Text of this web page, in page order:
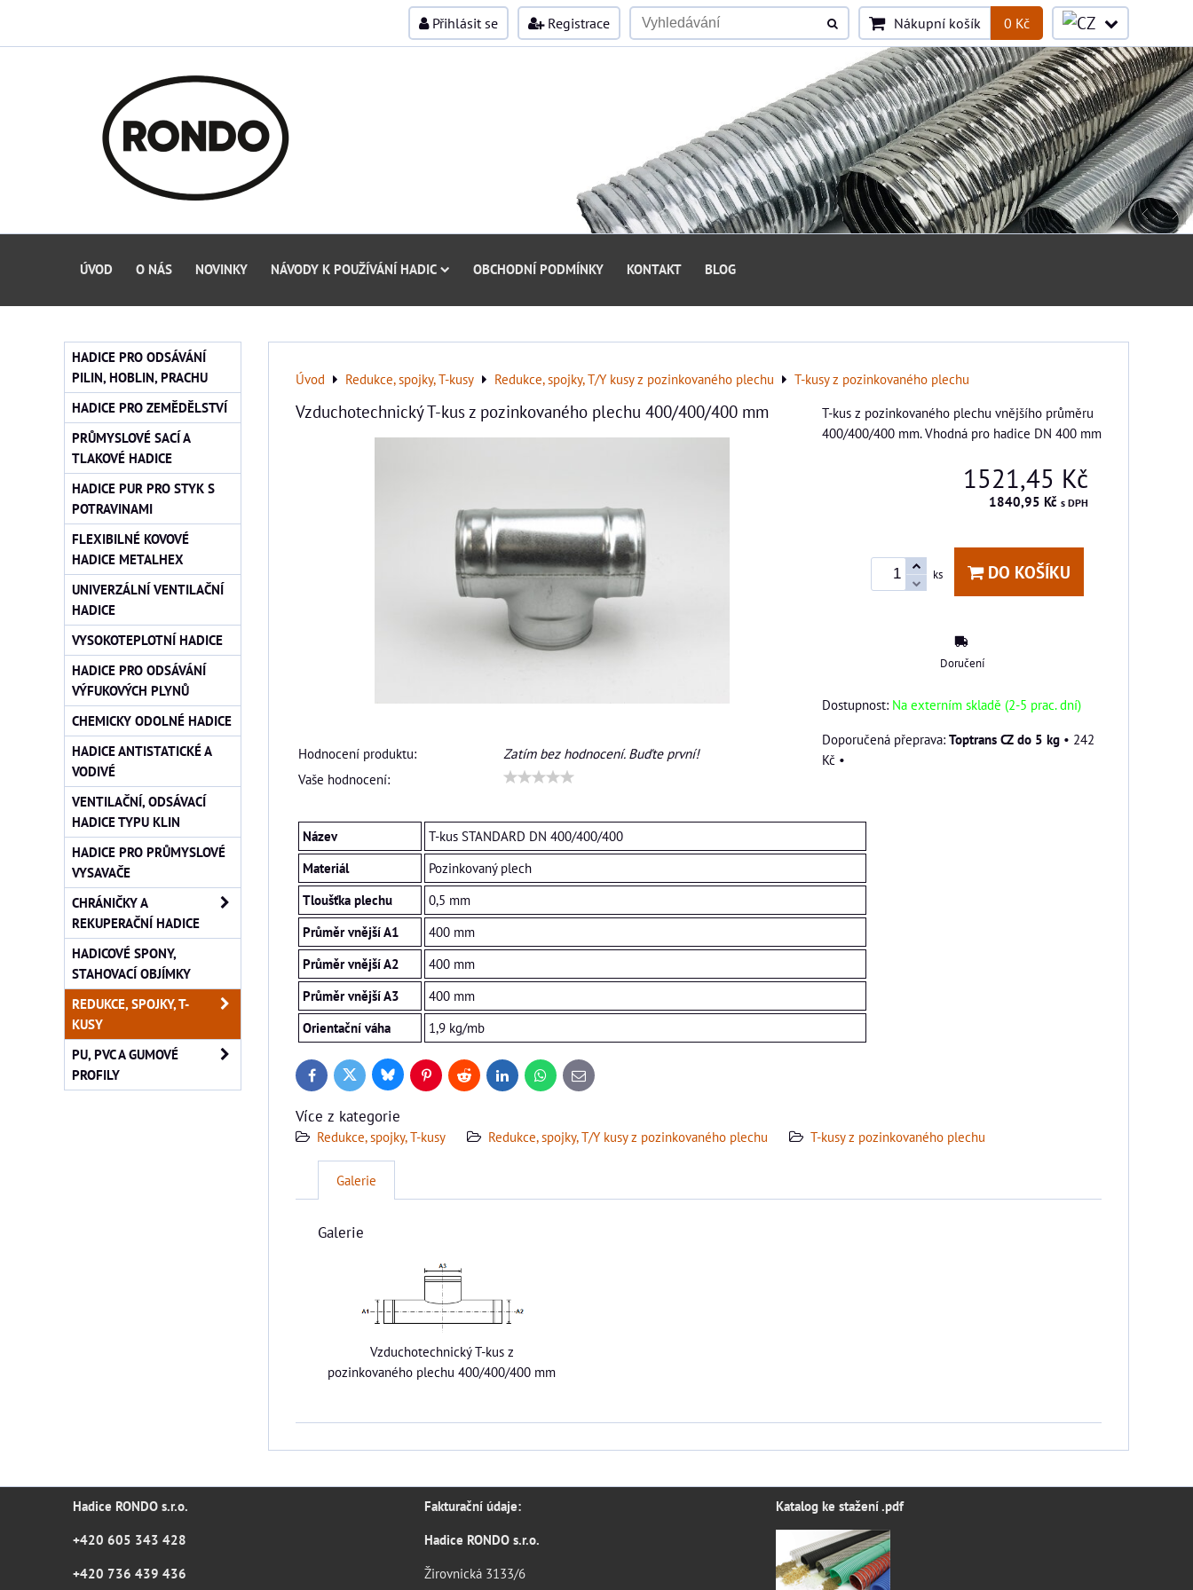
Přihlásit se Registrace Nákupní košík 0 Kč
ÚVOD O NÁS NOVINKY NÁVODY K POUŽÍVÁNÍ HADIC OBCHODNÍ PODMÍNKY KONTAKT BLOG
Úvod Redukce, spojky, T-kusy Redukce, spojky, T/Y kusy z pozinkovaného plechu T-kusy z pozinkovaného plechu
Vzduchotechnický T-kus z pozinkovaného plechu 400/400/400 mm
Hodnocení produktu:
Zatím bez hodnocení. Buďte první!
Vaše hodnocení:
T-kus z pozinkovaného plechu vnějšího průměru
400/400/400 mm. Vhodná pro hadice DN 400 mm
1521,45 Kč
1840,95 Kč s DPH
ks DO KOŠÍKU
Doručení
Dostupnost: Na externím skladě (2-5 prac. dní)
Toptrans CZ do 5 kg • 242
Kč •
Název
T-kus STANDARD DN 400/400/400
Materiál
Pozinkovaný plech
Tloušťka plechu
0,5 mm
Průměr vnější A1
400 mm
Průměr vnější A2
400 mm
Průměr vnější A3
400 mm
Orientační váha
1,9 kg/mb
FacebookTwitter BlueskyPinterestReddit LinkedInWhatsApp
E-
mail
Více z kategorie
Redukce, spojky, T-kusy Redukce, spojky, T/Y kusy z pozinkovaného plechu T-kusy z pozinkovaného plechu
Galerie
Galerie
Vzduchotechnický T-kus z
pozinkovaného plechu 400/400/400 mm
HADICE PRO ODSÁVÁNÍ
PILIN, HOBLIN, PRACHU
HADICE PRO ZEMĚDĚLSTVÍ
PRŮMYSLOVÉ SACÍ A
TLAKOVÉ HADICE
HADICE PUR PRO STYK S
POTRAVINAMI
FLEXIBILNÉ KOVOVÉ
HADICE METALHEX
UNIVERZÁLNÍ VENTILAČNÍ
HADICE
VYSOKOTEPLOTNÍ HADICE
HADICE PRO ODSÁVÁNÍ
VÝFUKOVÝCH PLYNŮ
CHEMICKY ODOLNÉ HADICE
HADICE ANTISTATICKÉ A
VODIVÉ
VENTILAČNÍ, ODSÁVACÍ
HADICE TYPU KLIN
HADICE PRO PRŮMYSLOVÉ
VYSAVAČE
CHRÁNIČKY A
REKUPERAČNÍ HADICE
HADICOVÉ SPONY,
STAHOVACÍ OBJÍMKY
REDUKCE, SPOJKY, T-
KUSY
PU, PVC A GUMOVÉ
PROFILY
Hadice RONDO s.r.o.
+420 605 343 428
+420 736 439 436
Fakturační údaje:
Hadice RONDO s.r.o.
Žirovnická 3133/6
Katalog ke stažení .pdf